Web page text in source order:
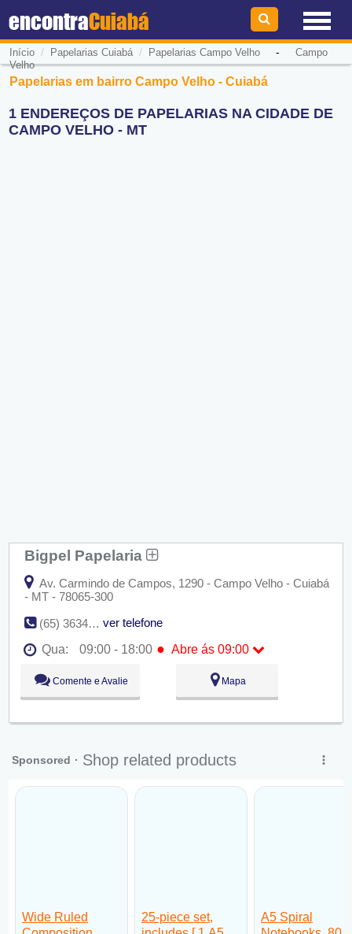
encontraCuiabá
Início / Papelarias Cuiabá/ Papelarias Campo Velho- Campo
Velho
Papelarias em bairro Campo Velho - Cuiabá
1 ENDEREÇOS DE PAPELARIAS NA CIDADE DE
CAMPO VELHO - MT
Bigpel Papelaria
Av. Carmindo de Campos, 1290 - Campo Velho - Cuiabá
- MT - 78065-300
(65) 3634-3666
ver telefone
Qua:
09:00 - 18:00 ● Abre ás 09:00
Seg:
Ter:
09:00 - 18:00
Qua:
09:00 - 18:00
Abre ás 09:00
Sex:
09:00 - 18:00
Dom:
Fechado
Comente e Avalie Mapa